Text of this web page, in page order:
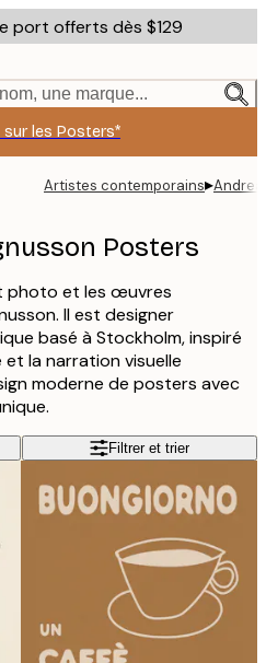
port offerts dès $129
une marque...
les Posters*
Artistes contemporains▸
Posters
photo et les œuvres
Il est designer
basé à Stockholm, inspiré
la narration visuelle
moderne de posters avec
Filtrer et trier